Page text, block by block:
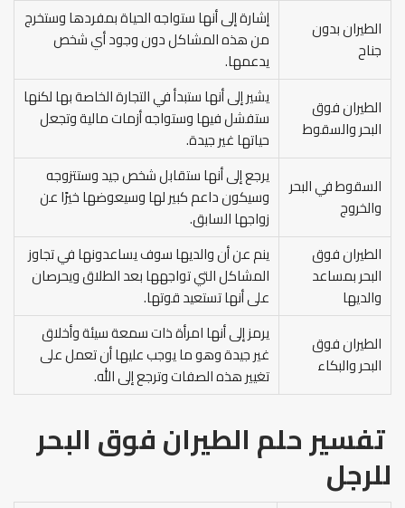
الطيران بدون
جناح
إشارة إلى أنها ستواجه الحياة بمفردها وستخرج
من هذه المشاكل دون وجود أي شخص
يدعمها.
الطيران فوق
البحر والسقوط
يشير إلى أنها ستبدأ في التجارة الخاصة بها لكنها
ستفشل فيها وستواجه أزمات مالية وتجعل
حياتها غير جيدة.
السقوط في البحر
والخروج
يرجع إلى أنها ستقابل شخص جيد وستتزوجه
وسيكون داعم كبير لها وسيعوضها خيرًا عن
زواجها السابق.
الطيران فوق
البحر بمساعد
والديها
ينم عن أن والديها سوف يساعدونها في تجاوز
المشاكل التي تواجهها بعد الطلاق ويحرصان
على أنها تستعيد قوتها.
الطيران فوق
البحر والبكاء
يرمز إلى أنها امرأة ذات سمعة سيئة وأخلاق
غير جيدة وهو ما يوجب عليها أن تعمل على
تغيير هذه الصفات وترجع إلى الله.
تفسير حلم الطيران فوق البحر
للرجل